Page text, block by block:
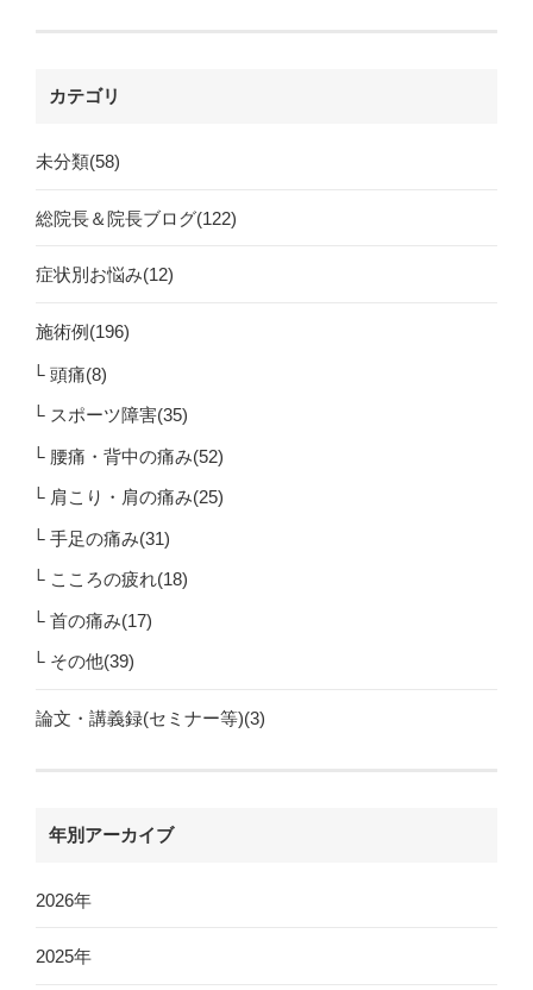
カテゴリ
未分類(58)
総院長＆院長ブログ(122)
症状別お悩み(12)
施術例(196)
頭痛(8)
スポーツ障害(35)
腰痛・背中の痛み(52)
肩こり・肩の痛み(25)
手足の痛み(31)
こころの疲れ(18)
首の痛み(17)
その他(39)
論文・講義録(セミナー等)(3)
年別アーカイブ
2026年
2025年